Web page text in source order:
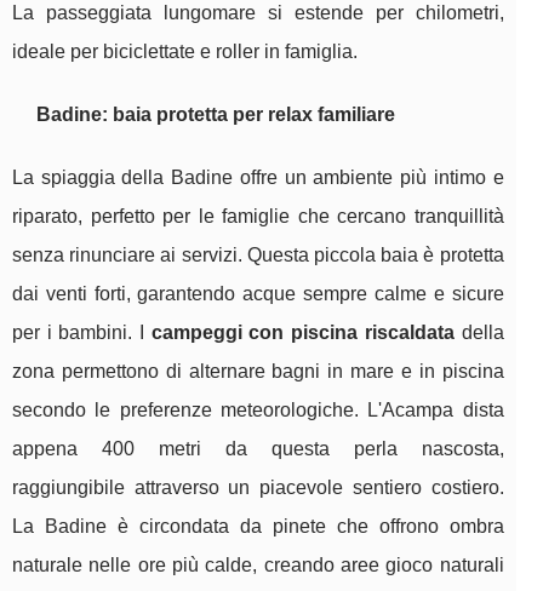
La passeggiata lungomare si estende per chilometri,
ideale per biciclettate e roller in famiglia.
Badine: baia protetta per relax familiare
La spiaggia della Badine offre un ambiente più intimo e
riparato, perfetto per le famiglie che cercano tranquillità
senza rinunciare ai servizi. Questa piccola baia è protetta
dai venti forti, garantendo acque sempre calme e sicure
per i bambini. I campeggi con piscina riscaldatadella
zona permettono di alternare bagni in mare e in piscina
secondo le preferenze meteorologiche. L'Acampa dista
appena 400 metri da questa perla nascosta,
raggiungibile attraverso un piacevole sentiero costiero.
La Badine è circondata da pinete che offrono ombra
naturale nelle ore più calde, creando aree gioco naturali